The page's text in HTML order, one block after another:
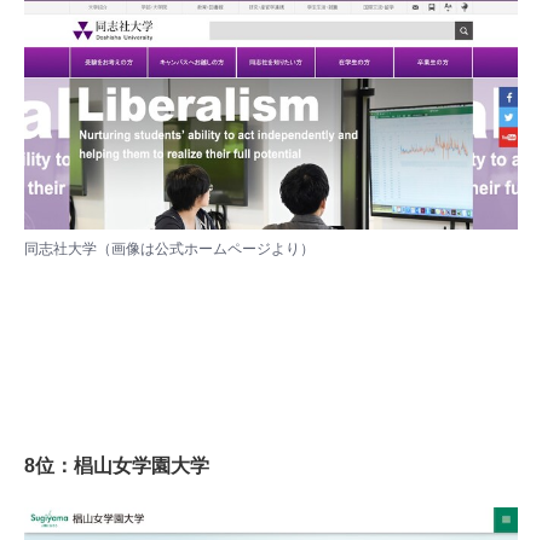
同志社大学（画像は公式ホームページより）
8位：椙山女学園大学